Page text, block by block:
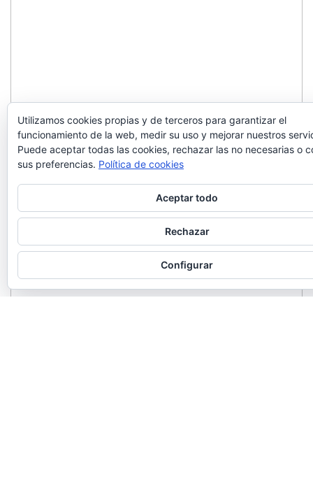
Utilizamos cookies propias y de terceros para garantizar el
funcionamiento de la web, medir su uso y mejorar nuestros
Puede aceptar todas las cookies, rechazar las no necesarias o
sus preferencias. Política de cookies
Aceptar todo
Rechazar
Configurar